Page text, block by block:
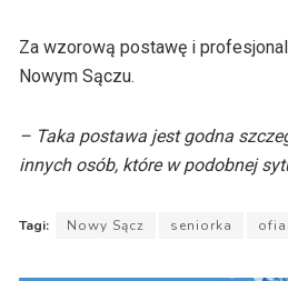
Za wzorową postawę i
Nowym Sączu.
– Taka postawa jest godna
innych osób, które w podobnej
Tagi: Nowy Sącz seniorka